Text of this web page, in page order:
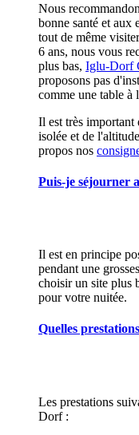
Nous
bonne santé et aux
tout de même
6 ans, nous vous
plus bas, Iglu-Dorf
proposons pas
comme une table à
Il est très important
isolée et de
propos nos
Puis-je séjourner
Il est en principe
pendant une
choisir un site plus
pour votre nuitée.
Quelles
Les prestations
Dorf :